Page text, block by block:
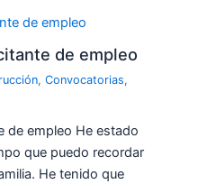
de empleo
,Convocatorias,
de empleo He estado
que puedo recordar
He tenido que